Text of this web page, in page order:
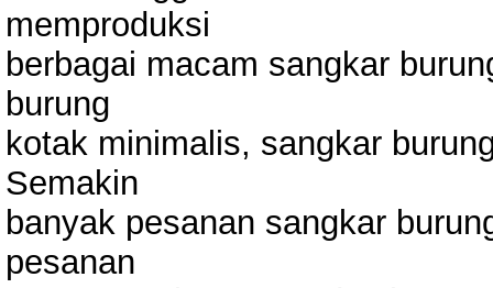
memproduksi
berbagai macam sangkar
burung
kotak minimalis, sangkar
Semakin
banyak pesanan sangkar
pesanan